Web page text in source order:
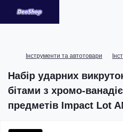
Інструменти та автотовари
Набір ударних
бітами з хромо-
предметів Impact Lot